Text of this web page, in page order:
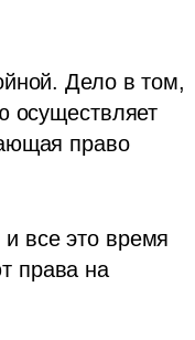
Дело в том,
осуществляет
право
все это время
права на